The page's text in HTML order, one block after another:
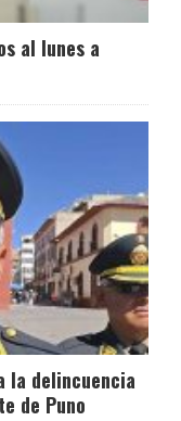
al lunes a
la delincuencia
de Puno